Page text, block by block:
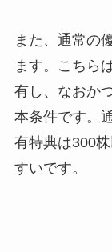
また、通常の
ます。こちら
有し、なおか
本条件です。
有特典は300
すいです。